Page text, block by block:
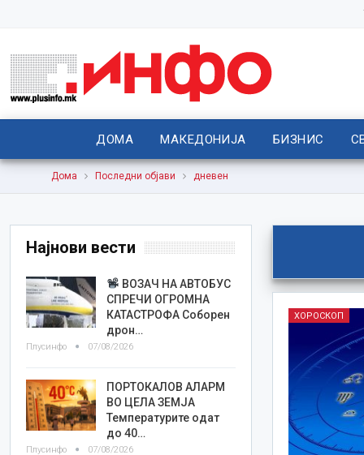
ДОМА МАКЕДОНИЈА БИЗНИС
Дома Последни објави дневен
ХОРОСКОП
Најнови вести
ВОЗАЧ НА АВТОБУС
СПРЕЧИ ОГРОМНА
КАТАСТРОФА Соборен
дрон…
Плусинфо 07/08/2026
ПОРТОКАЛОВ АЛАРМ
ВО ЦЕЛА ЗЕМЈА
Температурите одат
до 40…
Плусинфо 07/08/2026